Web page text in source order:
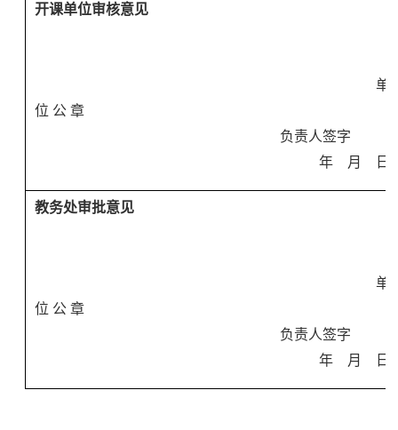
开课单位审核意见
单
位 公 章
负责人签字
年 月 日
教务处审批意见
单
位 公 章
负责人签字
年 月 日